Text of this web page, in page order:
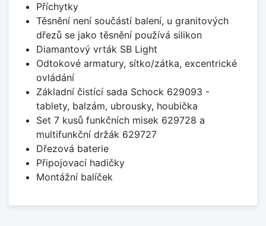
Příchytky
Těsnění není součástí balení, u granitových
dřezů se jako těsnění používá silikon
Diamantový vrták SB Light
Odtokové armatury, sítko/zátka, excentrické
ovládání
Základní čistící sada Schock 629093 -
tablety, balzám, ubrousky, houbička
Set 7 kusů funkčních misek 629728 a
multifunkční držák 629727
Dřezová baterie
Připojovací hadičky
Montážní balíček